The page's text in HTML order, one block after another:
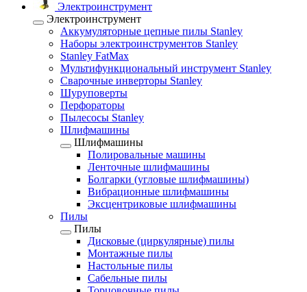
Электроинструмент
Электроинструмент
Аккумуляторные цепные пилы Stanley
Наборы электроинструментов Stanley
Stanley FatMax
Мультифункциональный инструмент Stanley
Сварочные инверторы Stanley
Шуруповерты
Перфораторы
Пылесосы Stanley
Шлифмашины
Шлифмашины
Полировальные машины
Ленточные шлифмашины
Болгарки (угловые шлифмашины)
Вибрационные шлифмашины
Эксцентриковые шлифмашины
Пилы
Пилы
Дисковые (циркулярные) пилы
Монтажные пилы
Настольные пилы
Сабельные пилы